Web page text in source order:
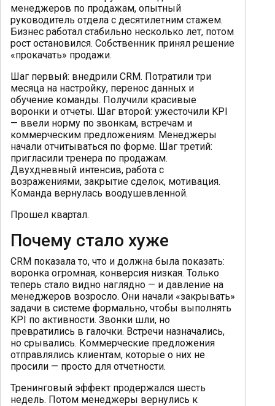
менеджеров по продажам, опытный
руководитель отдела с десятилетним стажем.
Бизнес работал стабильно несколько лет, потом
рост остановился. Собственник принял решение
«прокачать» продажи.
Шаг первый: внедрили CRM. Потратили три
месяца на настройку, перенос данных и
обучение команды. Получили красивые
воронки и отчеты. Шаг второй: ужесточили KPI
— ввели норму по звонкам, встречам и
коммерческим предложениям. Менеджеры
начали отчитываться по форме. Шаг третий:
пригласили тренера по продажам.
Двухдневный интенсив, работа с
возражениями, закрытие сделок, мотивация.
Команда вернулась воодушевленной.
Прошел квартал.
Почему стало хуже
CRM показала то, что и должна была показать:
воронка огромная, конверсия низкая. Только
теперь стало видно наглядно — и давление на
менеджеров возросло. Они начали «закрывать»
задачи в системе формально, чтобы выполнять
KPI по активности. Звонки шли, но
превратились в галочки. Встречи назначались,
но срывались. Коммерческие предложения
отправлялись клиентам, которые о них не
просили — просто для отчетности.
Тренинговый эффект продержался шесть
недель. Потом менеджеры вернулись к